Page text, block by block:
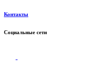
Контакты
Социальные сети